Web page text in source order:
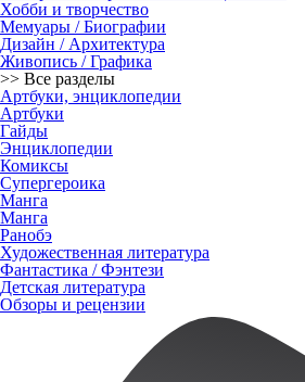
Хобби и творчество
Мемуары / Биографии
Дизайн / Архитектура
Живопись / Графика
>> Все разделы
Артбуки, энциклопедии
Артбуки
Гайды
Энциклопедии
Комиксы
Супергероика
Манга
Манга
Ранобэ
Художественная литература
Фантастика / Фэнтези
Детская литература
Обзоры и рецензии